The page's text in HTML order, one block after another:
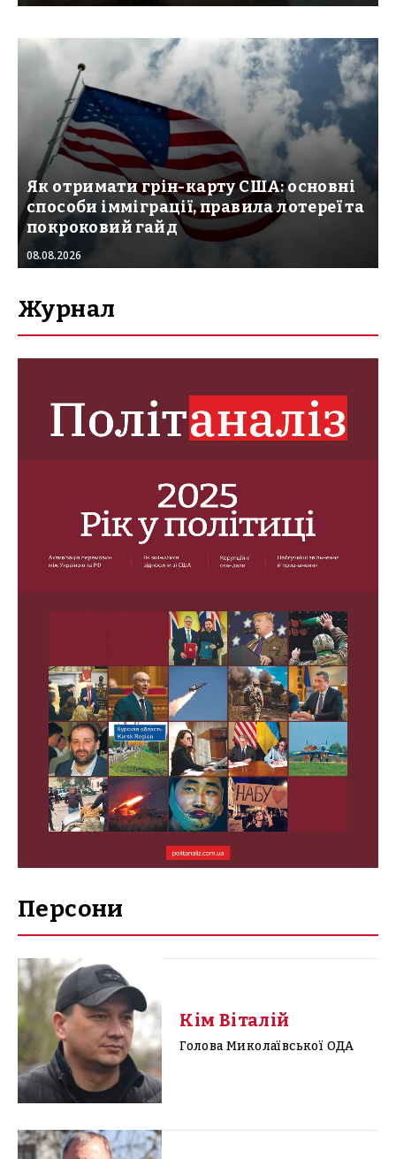
Як отримати грін-карту США: основні
способи імміграції, правила лотереї та
покроковий гайд
08.08.2026
Журнал
Персони
Кім Віталій
Голова Миколаївської ОДА